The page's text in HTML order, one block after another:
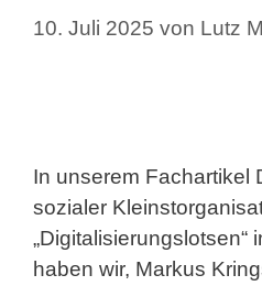
10. Juli 2025 von Lutz
In unserem Fachartikel
sozialer
„Digitalisierungslotsen“
haben wir, Markus